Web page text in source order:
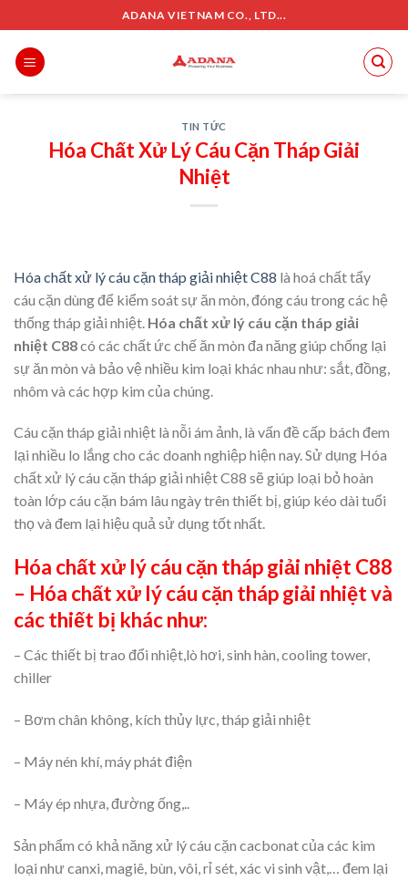
to
content
ADANA VIETNAM CO., LTD...
TIN TỨC
Hóa Chất Xử Lý Cáu Cặn Tháp Giải
Nhiệt
Hóa chất xử lý cáu cặn tháp giải nhiệt C88 là hoá chất tẩy
cáu cặn dùng để kiểm soát sự ăn mòn, đóng cáu trong các hệ
thống tháp giải nhiệt. Hóa chất xử lý cáu cặn tháp giải
nhiệt C88có các chất ức chế ăn mòn đa năng giúp chống lại
sự ăn mòn và bảo vệ nhiều kim loại khác nhau như: sắt, đồng,
nhôm và các hợp kim của chúng.
Cáu cặn tháp giải nhiệt là nỗi ám ảnh, là vấn đề cấp bách đem
lại nhiều lo lắng cho các doanh nghiệp hiện nay. Sử dụng Hóa
chất xử lý cáu cặn tháp giải nhiệt C88 sẽ giúp loại bỏ hoàn
toàn lớp cáu cặn bám lâu ngày trên thiết bị, giúp kéo dài tuổi
thọ và đem lại hiệu quả sử dụng tốt nhất.
Hóa chất xử lý cáu cặn tháp giải nhiệt C88
– Hóa chất xử lý cáu cặn tháp giải nhiệt và
các thiết bị khác như:
– Các thiết bị trao đổi nhiệt,lò hơi, sinh hàn, cooling tower,
chiller
– Bơm chân không, kích thủy lực, tháp giải nhiệt
– Máy nén khí, máy phát điện
– Máy ép nhựa, đường ống,..
Sản phẩm có khả năng xử lý cáu cặn cacbonat của các kim
loại như canxi, magiê, bùn, vôi, rỉ sét, xác vi sinh vật,… đem lại